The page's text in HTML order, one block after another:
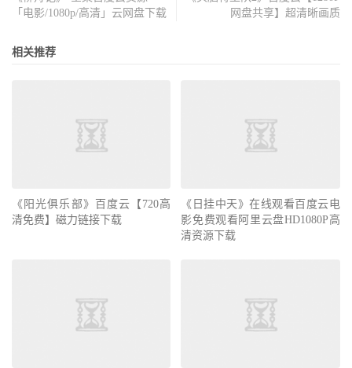
「电影/1080p/高清」云网盘下载
网盘共享】超清晰画质
相关推荐
《阳光俱乐部》百度云【720高
清免费】磁力链接下载
《日挂中天》在线观看百度云电
影免费观看阿里云盘HD1080P高
清资源下载